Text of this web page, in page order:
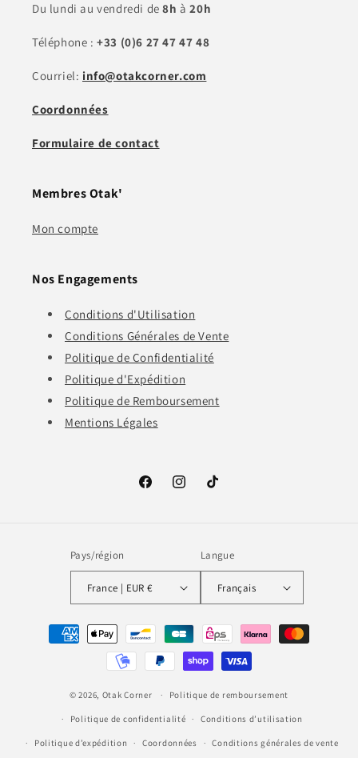
Du lundi au vendredi de8h à20h
Téléphone :+33 (0)6 27 47 47 48
Courriel: info@otakcorner.com
Coordonnées
Formulaire de contact
Membres Otak'
Mon compte
Nos Engagements
Conditions d'Utilisation
Conditions Générales de Vente
Politique de Confidentialité
Politique d'Expédition
Politique de Remboursement
Mentions Légales
FacebookInstagramTikTok
Pays/région
France | EUR €
Langue
Français
Moyens
© 2026, Otak Corner Politique de remboursement
Politique de confidentialité Conditions d’utilisation
Politique d’expédition Coordonnées Conditions générales de vente